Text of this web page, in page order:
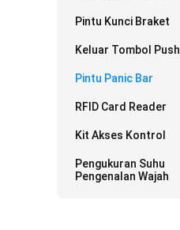
Pintu Kunci Braket
Keluar Tombol Push
Pintu Panic Bar
RFID Card Reader
Kit Akses Kontrol
Pengukuran Suhu
Pengenalan Wajah